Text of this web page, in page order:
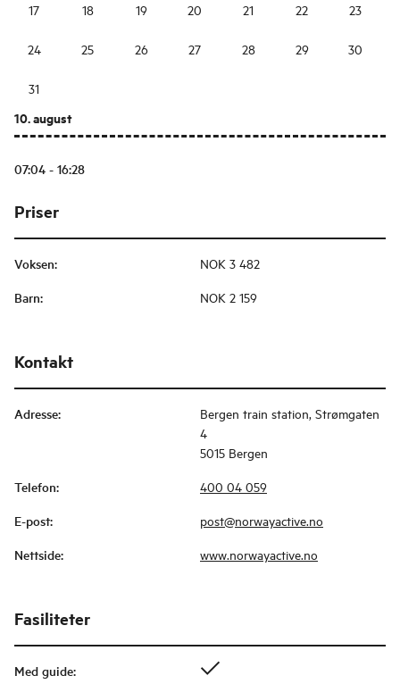
17 18 19 20 21 22 23
24 25 26 27 28 29 30
31
10. august
07:04 - 16:28
Priser
Voksen: NOK 3 482
Barn: NOK 2 159
Kontakt
Adresse:
Bergen train station, Strømgaten
4
5015 Bergen
Telefon: 400 04 059
E-post: post@norwayactive.no
Nettside: www.norwayactive.no
Fasiliteter
Med guide: